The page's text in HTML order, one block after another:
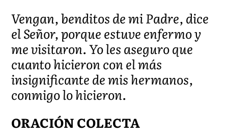
Vengan, benditos de mi Padre, dice
el Señor, porque estuve enfermo y
me visitaron. Yo les aseguro que
cuanto hicieron con el más
insignificante de mis hermanos,
conmigo lo hicieron.
ORACIÓN COLECTA